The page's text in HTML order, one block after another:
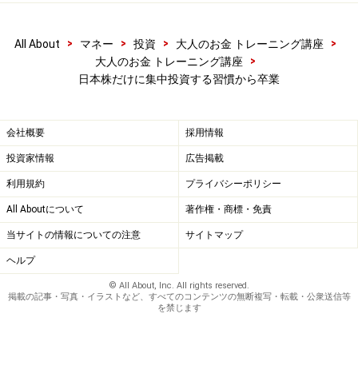
All About > マネー > 投資 > 大人のお金 トレーニング講座
>
大人のお金 トレーニング講座
>
日本株だけに集中投資する習慣から卒業
会社概要 採用情報
投資家情報 広告掲載
利用規約 プライバシーポリシー
All Aboutについて 著作権・商標・免責
当サイトの情報についての注意 サイトマップ
ヘルプ
© All About, Inc. All rights reserved.
掲載の記事・写真・イラストなど、すべてのコンテンツの無断複写・転載・公衆送信等
を禁じます